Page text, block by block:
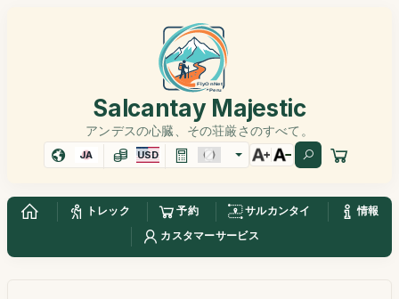
Salcantay Majestic
アンデスの心臓、その荘厳さのすべて。
JA USD
トレック 予約 サルカンタイ
情報
カスタマーサービス